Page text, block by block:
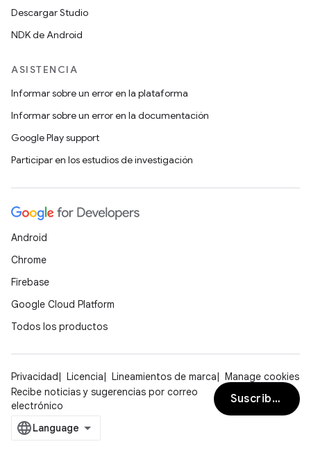
Descargar Studio
NDK de Android
ASISTENCIA
Informar sobre un error en la plataforma
Informar sobre un error en la documentación
Google Play support
Participar en los estudios de investigación
Android
Chrome
Firebase
Google Cloud Platform
Todos los productos
Privacidad Licencia Lineamientos de marca
Manage cookies
Recibe noticias y sugerencias por correo
electrónico
Suscribirse